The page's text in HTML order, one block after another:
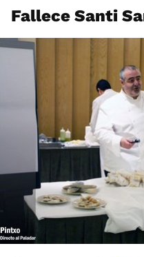
Fallece Santi